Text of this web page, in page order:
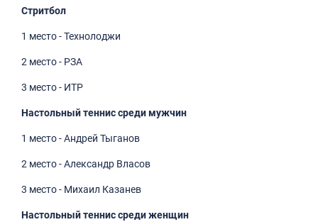
Стритбол
1 место - Технолоджи
2 место - РЗА
3 место - ИТР
Настольный теннис среди мужчин
1 место - Андрей Тыганов
2 место - Александр Власов
3 место - Михаил Казанев
Настольный теннис среди женщин